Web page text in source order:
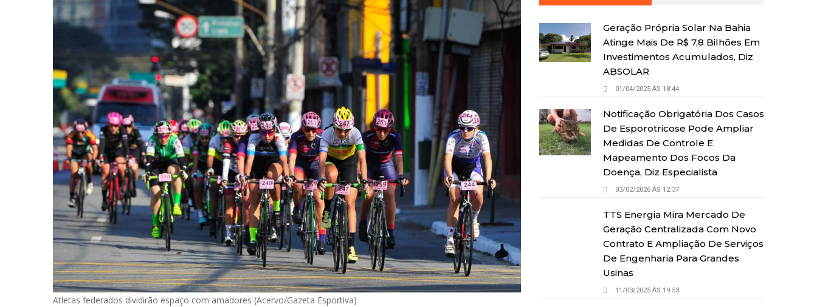
Atletas federados dividirão espaço com amadores (Acervo/Gazeta Esportiva)
Geração Própria Solar Na Bahia
Atinge Mais De R$ 7,8 Bilhões Em
Investimentos Acumulados, Diz
ABSOLAR
01/04/2025 ÁS 18:44
Notificação Obrigatória Dos Casos
De Esporotricose Pode Ampliar
Medidas De Controle E
Mapeamento Dos Focos Da
Doença, Diz Especialista
03/02/2026 ÁS 12:37
TTS Energia Mira Mercado De
Geração Centralizada Com Novo
Contrato E Ampliação De Serviços
De Engenharia Para Grandes
Usinas
11/03/2025 ÁS 19:53